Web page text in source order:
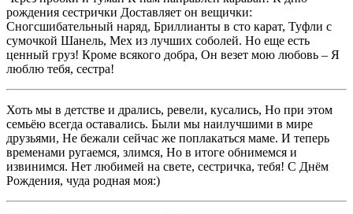
рождения сестрички Доставляет он вещички:
Сногсшибательный наряд, Бриллианты в сто карат, Туфли с
сумочкой Шанель, Мех из лучших соболей. Но еще есть
ценный груз! Кроме всякого добра, Он везет мою любовь – Я
люблю тебя, сестра!
Хоть мы в детстве и дрались, ревели, кусались, Но при этом
семьёю всегда оставались. Были мы наилучшими в мире
друзьями, Не бежали сейчас же поплакаться маме. И теперь
временами ругаемся, злимся, Но в итоге обнимемся и
извинимся. Нет любимей на свете, сестричка, тебя! С Днём
Рождения, чуда родная моя:)